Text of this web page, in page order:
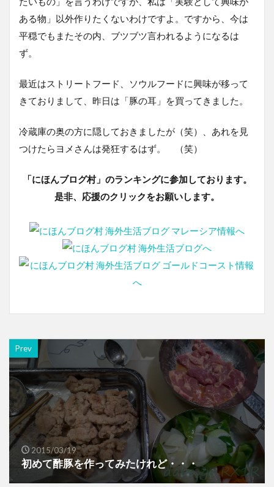
ある物」以外作りたくないわけですよ。ですから、今は
平穏でもまたその内、ブツブツ言われるようになるは
ず。
最近はストリートフード、ソウルフードに興味が移って
きておりまして、昨日は「豚の耳」を買ってきました。
冷蔵庫の奥の方に隠しておきましたが（笑）、あれを見
つけたらヨメさんは発狂するはず。 （笑）
「にほんブログ村」のランキングに参加しております。
是非、応援のクリックをお願いします。
Prev
2015/03/19
初めて酢豚を作ってみたけれど・・・